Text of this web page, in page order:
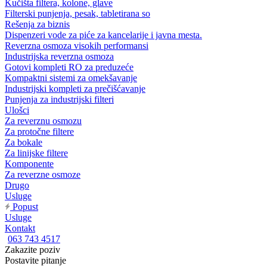
Kučišta filtera, kolone, glave
Filterski punjenja, pesak, tabletirana so
Rešenja za biznis
Dispenzeri vode za piće za kancelarije i javna mesta.
Reverzna osmoza visokih performansi
Industrijska reverzna osmoza
Gotovi kompleti RO za preduzeće
Kompaktni sistemi za omekšavanje
Industrijski kompleti za prečišćavanje
Punjenja za industrijski filteri
Ulošci
Za reverznu osmozu
Za protočne filtere
Za bokale
Za linijske filtere
Komponente
Za reverzne osmoze
Drugo
Usluge
Popust
Usluge
Kontakt
063 743 4517
Zakazite poziv
Postavite pitanje